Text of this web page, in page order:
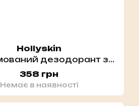
Hollyskin
Парфумований дезодорант з гіалуроновою кислотою і пребіотиками HOLLYSKIN Prebiotic Deo. Blooming Flowers
358 грн
Немає в наявності